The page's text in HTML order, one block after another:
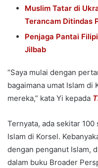
Muslim Tatar di
Terancam Ditindas
Penjaga Pantai
Jilbab
“Saya mulai dengan
bagaimana umat Islam di
mereka,” kata Yi kepada
Ternyata, ada sekitar 100
Islam di Korsel.
dengan penganut Islam,
dalam buku Broader